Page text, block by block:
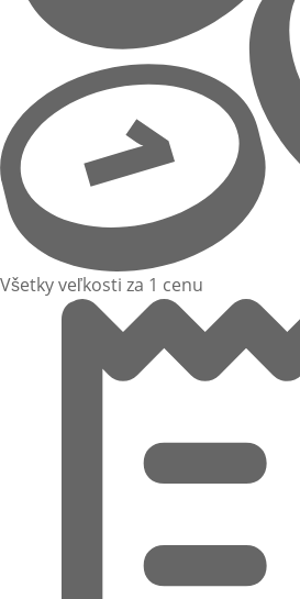
Všetky veľkosti za 1 cenu